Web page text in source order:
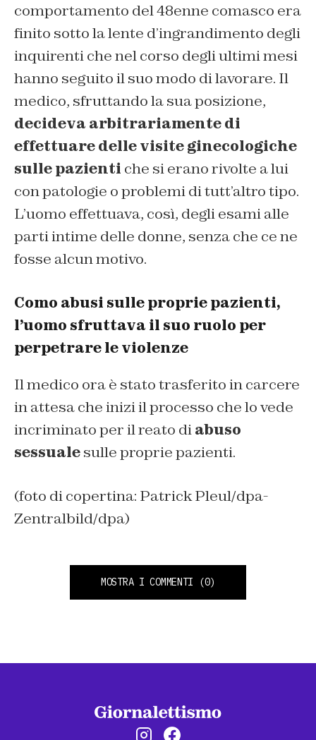
comportamento del 48enne comasco era
finito sotto la lente d’ingrandimento degli
inquirenti che nel corso degli ultimi mesi
hanno seguito il suo modo di lavorare. Il
medico, sfruttando la sua posizione,
decideva arbitrariamente di
effettuare delle visite ginecologiche
sulle pazienti che si erano rivolte a lui
con patologie o problemi di tutt’altro tipo.
L’uomo effettuava, così, degli esami alle
parti intime delle donne, senza che ce ne
fosse alcun motivo.
Como abusi sulle proprie pazienti,
l’uomo sfruttava il suo ruolo per
perpetrare le violenze
Il medico ora è stato trasferito in carcere
in attesa che inizi il processo che lo vede
incriminato per il reato diabuso
sessualesulle proprie pazienti.
(foto di copertina: Patrick Pleul/dpa-
Zentralbild/dpa)
MOSTRA I COMMENTI (0)